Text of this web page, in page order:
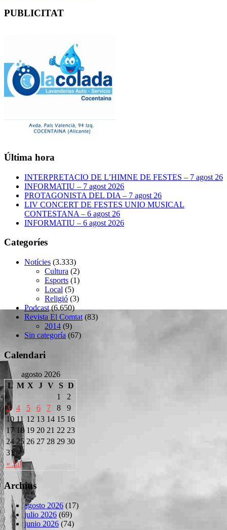
PUBLICITAT
Última hora
INTERPRETACIO DE L’HIMNE DE FESTES – 7 agost 26
INFORMATIU – 7 agost 2026
PROTAGONISTA DEL DIA – 7 agost 26
LIV CONCERT DE FESTES UNIO MUSICAL
CONTESTANA – 6 agost 26
INFORMATIU – 6 agost 2026
Categoríes
Notícies (3.333)
Cultura (2)
Esports (1)
Local (5)
Religió (3)
Podcast(6.650)
Revista El Comtat (83)
2014 (9)
Sin categoría (67)
Calendari
agosto 2026
L M X J V S D
« Jul
1
2
3
4 5 6 7 8
9
10 11 12 13 14 15 16
17 18 19 20 21 22 23
24 25 26 27 28 29 30
31
Archius
agosto 2026 (17)
julio 2026 (69)
junio 2026 (74)